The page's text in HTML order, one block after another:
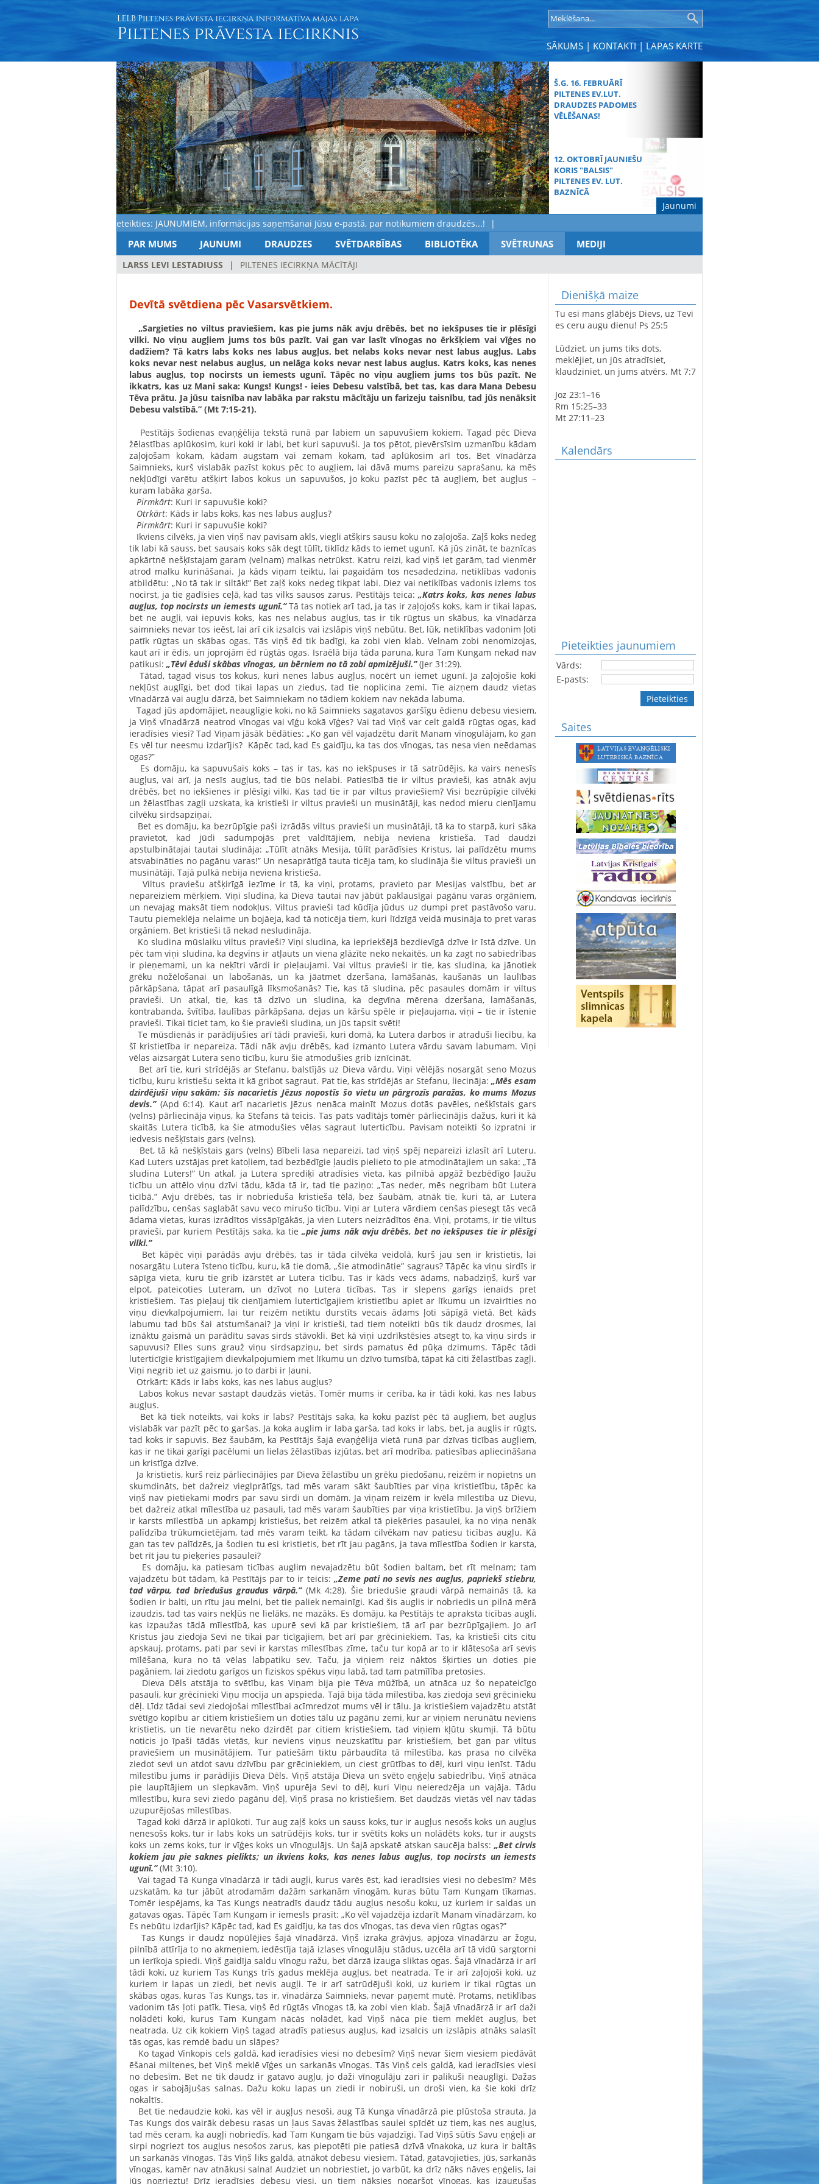
SĀKUMS | KONTAKTI| LAPAS KARTE
Š.G. 16. FEBRUĀRĪ
PILTENES EV.LUT.
DRAUDZES PADOMES
VĒLĒŠANAS!
12. OKTOBRĪ JAUNIEŠU
KORIS "BALSIS"
PILTENES EV. LUT.
BAZNĪCĀ
MŪŽĪBAS SVĒTDIENAS
DIEVKALPOJUMS
LATVIJAS SIMTGADEI
VELTĪTS
DIEVKALPOJUMS
SPĀRES BAZNĪCĀ
SPĀRES EVAŅĢĒLISKI
LUTERISKAJAI BAZNĪCAI
360
Jaunumi
Aicinām pieteikties: JAUNUMIEM, informācijas saņemšanai Jūsu e-pastā, par notikumiem draudzēs...!
PAR MUMS JAUNUMI DRAUDZES SVĒTDARBĪBAS BIBLIOTĒKA SVĒTRUNAS MEDIJI
LARSS LEVI LESTADIUSS | PILTENES IECIRKŅA MĀCĪTĀJI
Devītā svētdiena pēc Vasarsvētkiem.
„Sargieties no viltus praviešiem, kas pie jums nāk avju drēbēs, bet no iekšpuses tie ir plēsīgi
vilki. No viņu augļiem jums tos būs pazīt. Vai gan var lasīt vīnogas no ērkšķiem vai vīģes no
dadžiem? Tā katrs labs koks nes labus augļus, bet nelabs koks nevar nest labus augļus. Labs
koks nevar nest nelabus augļus, un nelāga koks nevar nest labus augļus. Katrs koks, kas nenes
labus augļus, top nocirsts un iemests ugunī. Tāpēc no viņu augļiem jums tos būs pazīt. Ne
ikkatrs, kas uz Mani saka: Kungs! Kungs! - ieies Debesu valstībā, bet tas, kas dara Mana Debesu
Tēva prātu. Ja jūsu taisnība nav labāka par rakstu mācītāju un farizeju taisnību, tad jūs nenāksit
Debesu valstībā.” (Mt 7:15-21).
Pestītājs šodienas evaņģēlija tekstā runā par labiem un sapuvušiem kokiem. Tagad pēc Dieva
žēlastības aplūkosim, kuri koki ir labi, bet kuri sapuvuši. Ja tos pētot, pievērsīsim uzmanību kādam
zaļojošam kokam, kādam augstam vai zemam kokam, tad aplūkosim arī tos. Bet vīnadārza
Saimnieks, kurš vislabāk pazīst kokus pēc to augļiem, lai dāvā mums pareizu saprašanu, ka mēs
nekļūdīgi varētu atšķirt labos kokus un sapuvušos, jo koku pazīst pēc tā augļiem, bet augļus –
kuram labāka garša.
Pirmkārt: Kuri ir sapuvušie koki?
Otrkārt: Kāds ir labs koks, kas nes labus augļus?
Pirmkārt: Kuri ir sapuvušie koki?
Ikviens cilvēks, ja vien viņš nav pavisam akls, viegli atšķirs sausu koku no zaļojoša. Zaļš koks nedeg
tik labi kā sauss, bet sausais koks sāk degt tūlīt, tiklīdz kāds to iemet ugunī. Kā jūs zināt, te baznīcas
apkārtnē nešķīstajam garam (velnam) malkas netrūkst. Katru reizi, kad viņš iet garām, tad vienmēr
atrod malku kurināšanai. Ja kāds viņam teiktu, lai pagaidām tos nesadedzina, netiklības vadonis
atbildētu: „No tā tak ir siltāk!” Bet zaļš koks nedeg tikpat labi. Diez vai netiklības vadonis izlems tos
nocirst, ja tie gadīsies ceļā, kad tas vilks sausos zarus. Pestītājs teica: „Katrs koks, kas nenes labus
augļus, top nocirsts un iemests ugunī.”Tā tas notiek arī tad, ja tas ir zaļojošs koks, kam ir tikai lapas,
bet ne augļi, vai iepuvis koks, kas nes nelabus augļus, tas ir tik rūgtus un skābus, ka vīnadārza
saimnieks nevar tos ieēst, lai arī cik izsalcis vai izslāpis viņš nebūtu. Bet, lūk, netiklības vadonim ļoti
patīk rūgtas un skābas ogas. Tās viņš ēd tik badīgi, ka zobi vien klab. Velnam zobi nenomizojas,
kaut arī ir ēdis, un joprojām ēd rūgtās ogas. Israēlā bija tāda paruna, kura Tam Kungam nekad nav
patikusi: „Tēvi ēduši skābas vīnogas, un bērniem no tā zobi apmizējuši.”(Jer 31:29).
Tātad, tagad visus tos kokus, kuri nenes labus augļus, nocērt un iemet ugunī. Ja zaļojošie koki
nekļūst auglīgi, bet dod tikai lapas un ziedus, tad tie noplicina zemi. Tie aizņem daudz vietas
vīnadārzā vai augļu dārzā, bet Saimniekam no tādiem kokiem nav nekāda labuma.
Tagad jūs apdomājiet, neauglīgie koki, no kā Saimnieks sagatavos garšīgu ēdienu debesu viesiem,
ja Viņš vīnadārzā neatrod vīnogas vai vīģu kokā vīģes? Vai tad Viņš var celt galdā rūgtas ogas, kad
ieradīsies viesi? Tad Viņam jāsāk bēdāties: „Ko gan vēl vajadzētu darīt Manam vīnogulājam, ko gan
Es vēl tur neesmu izdarījis? Kāpēc tad, kad Es gaidīju, ka tas dos vīnogas, tas nesa vien neēdamas
ogas?”
Es domāju, ka sapuvušais koks – tas ir tas, kas no iekšpuses ir tā satrūdējis, ka vairs nenesīs
augļus, vai arī, ja nesīs augļus, tad tie būs nelabi. Patiesībā tie ir viltus pravieši, kas atnāk avju
drēbēs, bet no iekšienes ir plēsīgi vilki. Kas tad tie ir par viltus praviešiem? Visi bezrūpīgie cilvēki
un žēlastības zagļi uzskata, ka kristieši ir viltus pravieši un musinātāji, kas nedod mieru cienījamu
cilvēku sirdsapziņai.
Bet es domāju, ka bezrūpīgie paši izrādās viltus pravieši un musinātāji, tā ka to starpā, kuri sāka
pravietot, kad jūdi sadumpojās pret valdītājiem, nebija neviena kristieša. Tad daudzi
apstulbinātajai tautai sludināja: „Tūlīt atnāks Mesija, tūlīt parādīsies Kristus, lai palīdzētu mums
atsvabināties no pagānu varas!” Un nesaprātīgā tauta ticēja tam, ko sludināja šie viltus pravieši un
musinātāji. Tajā pulkā nebija neviena kristieša.
Viltus praviešu atšķirīgā iezīme ir tā, ka viņi, protams, pravieto par Mesijas valstību, bet ar
nepareiziem mērķiem. Viņi sludina, ka Dieva tautai nav jābūt paklausīgai pagānu varas orgāniem,
un nevajag maksāt tiem nodokļus. Viltus pravieši tad kūdīja jūdus uz dumpi pret pastāvošo varu.
Tautu piemeklēja nelaime un bojāeja, kad tā noticēja tiem, kuri līdzīgā veidā musināja to pret varas
orgāniem. Bet kristieši tā nekad nesludināja.
Ko sludina mūslaiku viltus pravieši? Viņi sludina, ka iepriekšējā bezdievīgā dzīve ir īstā dzīve. Un
pēc tam viņi sludina, ka degvīns ir atļauts un viena glāzīte neko nekaitēs, un ka zagt no sabiedrības
ir pieņemami, un ka neķītri vārdi ir pieļaujami. Vai viltus pravieši ir tie, kas sludina, ka jānotiek
grēku nožēlošanai un labošanās, un ka jāatmet dzeršana, lamāšanās, kaušanās un laulības
pārkāpšana, tāpat arī pasaulīgā līksmošanās? Tie, kas tā sludina, pēc pasaules domām ir viltus
pravieši. Un atkal, tie, kas tā dzīvo un sludina, ka degvīna mērena dzeršana, lamāšanās,
kontrabanda, švītība, laulības pārkāpšana, dejas un kāršu spēle ir pieļaujama, viņi – tie ir īstenie
pravieši. Tikai ticiet tam, ko šie pravieši sludina, un jūs tapsit svēti!
Te mūsdienās ir parādījušies arī tādi pravieši, kuri domā, ka Lutera darbos ir atraduši liecību, ka
šī kristietība ir nepareiza. Tādi nāk avju drēbēs, kad izmanto Lutera vārdu savam labumam. Viņi
vēlas aizsargāt Lutera seno ticību, kuru šie atmodušies grib iznīcināt.
Bet arī tie, kuri strīdējās ar Stefanu, balstījās uz Dieva vārdu. Viņi vēlējās nosargāt seno Mozus
ticību, kuru kristiešu sekta it kā gribot sagraut. Pat tie, kas strīdējās ar Stefanu, liecināja: „Mēs esam
dzirdējuši viņu sakām: šis nacarietis Jēzus nopostīs šo vietu un pārgrozīs paražas, ko mums Mozus
devis.”(Apd 6:14). Kaut arī nacarietis Jēzus nenāca mainīt Mozus dotās pavēles, nešķīstais gars
(velns) pārliecināja viņus, ka Stefans tā teicis. Tas pats vadītājs tomēr pārliecinājis dažus, kuri it kā
skaitās Lutera ticībā, ka šie atmodušies vēlas sagraut luterticību. Pavisam noteikti šo izpratni ir
iedvesis nešķīstais gars (velns).
Bet, tā kā nešķīstais gars (velns) Bībeli lasa nepareizi, tad viņš spēj nepareizi izlasīt arī Luteru.
Kad Luters uzstājas pret katoļiem, tad bezbēdīgie ļaudis pielieto to pie atmodinātajiem un saka: „Tā
sludina Luters!” Un atkal, ja Lutera sprediķī atradīsies vieta, kas pilnībā apgāž bezbēdīgo ļaužu
ticību un attēlo viņu dzīvi tādu, kāda tā ir, tad tie paziņo: „Tas neder, mēs negribam būt Lutera
ticībā.” Avju drēbēs, tas ir nobrieduša kristieša tēlā, bez šaubām, atnāk tie, kuri tā, ar Lutera
palīdzību, cenšas saglabāt savu veco mirušo ticību. Viņi ar Lutera vārdiem cenšas piesegt tās vecā
ādama vietas, kuras izrādītos vissāpīgākās, ja vien Luters neizrādītos ēna. Viņi, protams, ir tie viltus
pravieši, par kuriem Pestītājs saka, ka tie„pie jums nāk avju drēbēs, bet no iekšpuses tie ir plēsīgi
vilki.”
Bet kāpēc viņi parādās avju drēbēs, tas ir tāda cilvēka veidolā, kurš jau sen ir kristietis, lai
nosargātu Lutera īsteno ticību, kuru, kā tie domā, „šie atmodinātie” sagraus? Tāpēc ka viņu sirdīs ir
sāpīga vieta, kuru tie grib izārstēt ar Lutera ticību. Tas ir kāds vecs ādams, nabadziņš, kurš var
elpot, pateicoties Luteram, un dzīvot no Lutera ticības. Tas ir slepens garīgs ienaids pret
kristiešiem. Tas pieļauj tik cienījamiem luterticīgajiem kristietību apiet ar līkumu un izvairīties no
viņu dievkalpojumiem, lai tur reizēm netiktu durstīts vecais ādams ļoti sāpīgā vietā. Bet kāds
labumu tad būs šai atstumšanai? Ja viņi ir kristieši, tad tiem noteikti būs tik daudz drosmes, lai
iznāktu gaismā un parādītu savas sirds stāvokli. Bet kā viņi uzdrīkstēsies atsegt to, ka viņu sirds ir
sapuvusi? Elles suns grauž viņu sirdsapziņu, bet sirds pamatus ēd pūķa dzimums. Tāpēc tādi
luterticīgie kristīgajiem dievkalpojumiem met līkumu un dzīvo tumsībā, tāpat kā citi žēlastības zagļi.
Viņi negrib iet uz gaismu, jo to darbi ir ļauni.
Otrkārt: Kāds ir labs koks, kas nes labus augļus?
Labos kokus nevar sastapt daudzās vietās. Tomēr mums ir cerība, ka ir tādi koki, kas nes labus
augļus.
Bet kā tiek noteikts, vai koks ir labs? Pestītājs saka, ka koku pazīst pēc tā augļiem, bet augļus
vislabāk var pazīt pēc to garšas. Ja koka auglim ir laba garša, tad koks ir labs, bet, ja auglis ir rūgts,
tad koks ir sapuvis. Bez šaubām, ka Pestītājs šajā evaņģēlija vietā runā par dzīvas ticības augļiem,
kas ir ne tikai garīgi pacēlumi un lielas žēlastības izjūtas, bet arī modrība, patiesības apliecināšana
un kristīga dzīve.
Ja kristietis, kurš reiz pārliecinājies par Dieva žēlastību un grēku piedošanu, reizēm ir nopietns un
skumdināts, bet dažreiz vieglprātīgs, tad mēs varam sākt šaubīties par viņa kristietību, tāpēc ka
viņš nav pietiekami modrs par savu sirdi un domām. Ja viņam reizēm ir kvēla mīlestība uz Dievu,
bet dažreiz atkal mīlestība uz pasauli, tad mēs varam šaubīties par viņa kristietību. Ja viņš brīžiem
ir karsts mīlestībā un apkampj kristiešus, bet reizēm atkal tā pieķēries pasaulei, ka no viņa nenāk
palīdzība trūkumcietējam, tad mēs varam teikt, ka tādam cilvēkam nav patiesu ticības augļu. Kā
gan tas tev palīdzēs, ja šodien tu esi kristietis, bet rīt jau pagāns, ja tava mīlestība šodien ir karsta,
bet rīt jau tu pieķeries pasaulei?
Es domāju, ka patiesam ticības auglim nevajadzētu būt šodien baltam, bet rīt melnam; tam
vajadzētu būt tādam, kā Pestītājs par to ir teicis: „Zeme pati no sevis nes augļus, papriekš stiebru,
tad vārpu, tad briedušus graudus vārpā.”(Mk 4:28). Šie briedušie graudi vārpā nemainās tā, ka
šodien ir balti, un rītu jau melni, bet tie paliek nemainīgi. Kad šis auglis ir nobriedis un pilnā mērā
izaudzis, tad tas vairs nekļūs ne lielāks, ne mazāks. Es domāju, ka Pestītājs te apraksta ticības augli,
kas izpaužas tādā mīlestībā, kas upurē sevi kā par kristiešiem, tā arī par bezrūpīgajiem. Jo arī
Kristus jau ziedoja Sevi ne tikai par ticīgajiem, bet arī par grēciniekiem. Tas, ka kristieši cits citu
apskauj, protams, pati par sevi ir karstas mīlestības zīme, taču tur kopā ar to ir klātesoša arī sevis
mīlēšana, kura no tā vēlas labpatiku sev. Taču, ja viņiem reiz nāktos šķirties un doties pie
pagāniem, lai ziedotu garīgos un fiziskos spēkus viņu labā, tad tam patmīlība pretosies.
Dieva Dēls atstāja to svētību, kas Viņam bija pie Tēva mūžībā, un atnāca uz šo nepateicīgo
pasauli, kur grēcinieki Viņu mocīja un apspieda. Tajā bija tāda mīlestība, kas ziedoja sevi grēcinieku
dēļ. Līdz tādai sevi ziedojošai mīlestībai acīmredzot mums vēl ir tālu. Ja kristiešiem vajadzētu atstāt
svētīgo kopību ar citiem kristiešiem un doties tālu uz pagānu zemi, kur ar viņiem nerunātu neviens
kristietis, un tie nevarētu neko dzirdēt par citiem kristiešiem, tad viņiem kļūtu skumji. Tā būtu
noticis jo īpaši tādās vietās, kur neviens viņus neuzskatītu par kristiešiem, bet gan par viltus
praviešiem un musinātājiem. Tur patiešām tiktu pārbaudīta tā mīlestība, kas prasa no cilvēka
ziedot sevi un atdot savu dzīvību par grēciniekiem, un ciest grūtības to dēļ, kuri viņu ienīst. Tādu
mīlestību jums ir parādījis Dieva Dēls. Viņš atstāja Dieva un svēto eņģeļu sabiedrību. Viņš atnāca
pie laupītājiem un slepkavām. Viņš upurēja Sevi to dēļ, kuri Viņu neieredzēja un vajāja. Tādu
mīlestību, kura sevi ziedo pagānu dēļ, Viņš prasa no kristiešiem. Bet daudzās vietās vēl nav tādas
uzupurējošas mīlestības.
Tagad koki dārzā ir aplūkoti. Tur aug zaļš koks un sauss koks, tur ir augļus nesošs koks un augļus
nenesošs koks, tur ir labs koks un satrūdējis koks, tur ir svētīts koks un nolādēts koks, tur ir augsts
koks un zems koks, tur ir vīģes koks un vīnogulājs. Un šajā apskatē atskan saucēja balss: „Bet cirvis
kokiem jau pie saknes pielikts; un ikviens koks, kas nenes labus augļus, top nocirsts un iemests
ugunī.”(Mt 3:10).
Vai tagad Tā Kunga vīnadārzā ir tādi augļi, kurus varēs ēst, kad ieradīsies viesi no debesīm? Mēs
uzskatām, ka tur jābūt atrodamām dažām sarkanām vīnogām, kuras būtu Tam Kungam tīkamas.
Tomēr iespējams, ka Tas Kungs neatradīs daudz tādu augļus nesošu koku, uz kuriem ir saldas un
gatavas ogas. Tāpēc Tam Kungam ir iemesls prasīt: „Ko vēl vajadzēja izdarīt Manam vīnadārzam, ko
Es nebūtu izdarījis? Kāpēc tad, kad Es gaidīju, ka tas dos vīnogas, tas deva vien rūgtas ogas?”
Tas Kungs ir daudz nopūlējies šajā vīnadārzā. Viņš izraka grāvjus, apjoza vīnadārzu ar žogu,
pilnībā attīrīja to no akmeņiem, iedēstīja tajā izlases vīnogulāju stādus, uzcēla arī tā vidū sargtorni
un ierīkoja spiedi. Viņš gaidīja saldu vīnogu ražu, bet dārzā izauga sliktas ogas. Šajā vīnadārzā ir arī
tādi koki, uz kuriem Tas Kungs trīs gadus meklēja augļus, bet neatrada. Te ir arī zaļojoši koki, uz
kuriem ir lapas un ziedi, bet nevis augļi. Te ir arī satrūdējuši koki, uz kuriem ir tikai rūgtas un
skābas ogas, kuras Tas Kungs, tas ir, vīnadārza Saimnieks, nevar paņemt mutē. Protams, netiklības
vadonim tās ļoti patīk. Tiesa, viņš ēd rūgtās vīnogas tā, ka zobi vien klab. Šajā vīnadārzā ir arī daži
nolādēti koki, kurus Tam Kungam nācās nolādēt, kad Viņš nāca pie tiem meklēt augļus, bet
neatrada. Uz cik kokiem Viņš tagad atradīs patiesus augļus, kad izsalcis un izslāpis atnāks salasīt
tās ogas, kas remdē badu un slāpes?
Ko tagad Vīnkopis cels galdā, kad ieradīsies viesi no debesīm? Viņš nevar šiem viesiem piedāvāt
ēšanai miltenes, bet Viņš meklē vīģes un sarkanās vīnogas. Tās Viņš cels galdā, kad ieradīsies viesi
no debesīm. Bet ne tik daudz ir gatavo augļu, jo daži vīnogulāju zari ir palikuši neauglīgi. Dažas
ogas ir sabojājušas salnas. Dažu koku lapas un ziedi ir nobiruši, un droši vien, ka šie koki drīz
nokaltīs.
Bet tie nedaudzie koki, kas vēl ir augļus nesoši, aug Tā Kunga vīnadārzā pie plūstoša strauta. Ja
Tas Kungs dos vairāk debesu rasas un ļaus Savas žēlastības saulei spīdēt uz tiem, kas nes augļus,
tad mēs ceram, ka augļi nobriedīs, kad Tam Kungam tie būs vajadzīgi. Tad Viņš sūtīs Savu eņģeļi ar
sirpi nogriezt tos augļus nesošos zarus, kas piepotēti pie patiesā dzīvā vīnakoka, uz kura ir baltās
un sarkanās vīnogas. Tās Viņš liks galdā, atnākot debesu viesiem. Tātad, gatavojieties, jūs, sarkanās
vīnogas, kamēr nav atnākusi salna! Audziet un nobriestiet, jo varbūt, ka drīz nāks nāves eņģelis, lai
jūs nogrieztu! Drīz ieradīsies debesu viesi, un tiem nāksies nogaršot vīnogas, kas izaugušas
Dienišķā maize
Tu esi mans glābējs Dievs, uz Tevi
es ceru augu dienu! Ps 25:5
Lūdziet, un jums tiks dots,
meklējiet, un jūs atradīsiet,
klaudziniet, un jums atvērs. Mt 7:7
Joz 23:1–16
Rm 15:25–33
Mt 27:11–23
Kalendārs
Pieteikties jaunumiem
Vārds:
E-pasts:
Pieteikties
Saites